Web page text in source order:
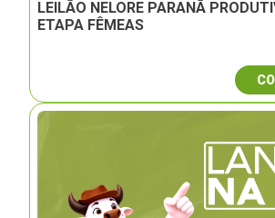
LEILÃO NELORE PARANÃ
ETAPA FÊMEAS